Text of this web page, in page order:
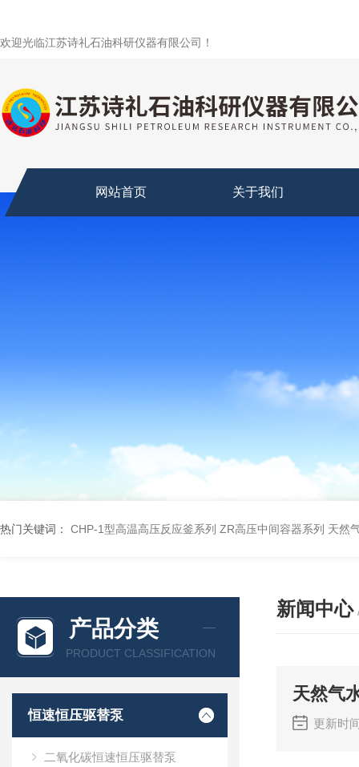
欢迎光临江苏诗礼石油科研仪器有限公司！
网站首页 关于我们
热门关键词： CHP-1型高温高压反应釜系列 ZR高压中间容器系列 天然
产品分类
PRODUCT CLASSIFICATION
恒速恒压驱替泵
二氧化碳恒速恒压驱替泵
新闻中心
天然气
更新时